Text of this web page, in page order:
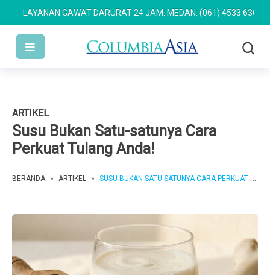
LAYANAN GAWAT DARURAT 24 JAM: MEDAN: (061) 4533 636
ARTIKEL
Susu Bukan Satu-satunya Cara
Perkuat Tulang Anda!
BERANDA » ARTIKEL » SUSU BUKAN SATU-SATUNYA CARA PERKUAT TULANG ANDA!